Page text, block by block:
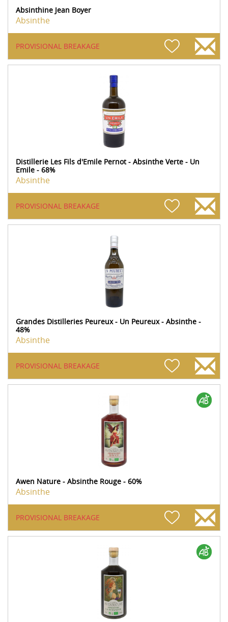
Absinthine Jean Boyer
Absinthe
PROVISIONAL BREAKAGE
Distillerie Les Fils d'Emile Pernot - Absinthe Verte - Un
Emile - 68%
Absinthe
PROVISIONAL BREAKAGE
Grandes Distilleries Peureux - Un Peureux - Absinthe -
48%
Absinthe
PROVISIONAL BREAKAGE
Awen Nature - Absinthe Rouge - 60%
Absinthe
PROVISIONAL BREAKAGE